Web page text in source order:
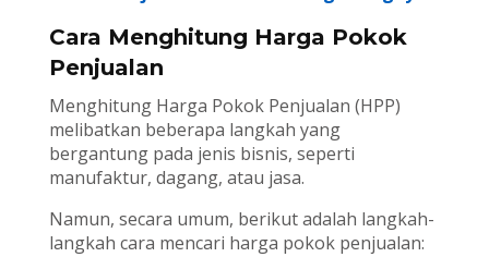
Cara Menghitung Harga Pokok
Penjualan
Menghitung Harga Pokok Penjualan (HPP)
melibatkan beberapa langkah yang
bergantung pada jenis bisnis, seperti
manufaktur, dagang, atau jasa.
Namun, secara umum, berikut adalah langkah-
langkah cara mencari harga pokok penjualan: